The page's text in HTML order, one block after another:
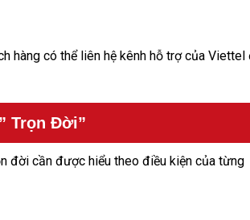
hàng có thể liên hệ kênh hỗ trợ của Viettel
Trọn Đời”
đời cần được hiểu theo điều kiện của từng